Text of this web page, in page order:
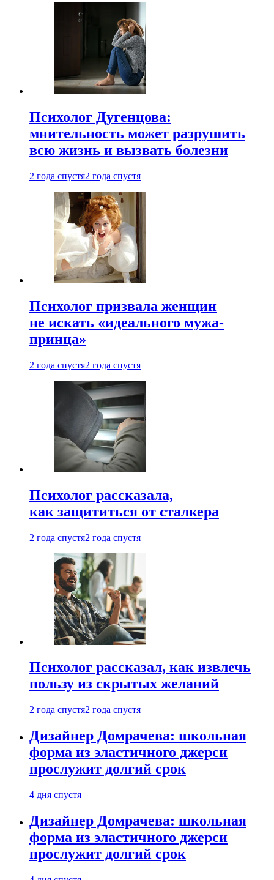
Психолог Дугенцова:
мнительность может разрушить
всю жизнь и вызвать болезни
2 года спустя2 года спустя
Психолог призвала женщин
не искать «идеального мужа-
принца»
2 года спустя2 года спустя
Психолог рассказала,
как защититься от сталкера
2 года спустя2 года спустя
Психолог рассказал, как извлечь
пользу из скрытых желаний
2 года спустя2 года спустя
Дизайнер Домрачева: школьная
форма из эластичного джерси
прослужит долгий срок
4 дня спустя
Дизайнер Домрачева: школьная
форма из эластичного джерси
прослужит долгий срок